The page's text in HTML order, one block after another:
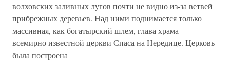
волховских заливных лугов почти не видно из-за ветвей
прибрежных деревьев. Над ними поднимается только
массивная, как богатырский шлем, глава храма –
всемирно известной церкви Спаса на Нередице. Церковь
была построена